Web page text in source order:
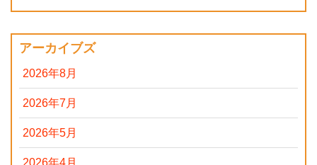
アーカイブズ
2026年8月
2026年7月
2026年5月